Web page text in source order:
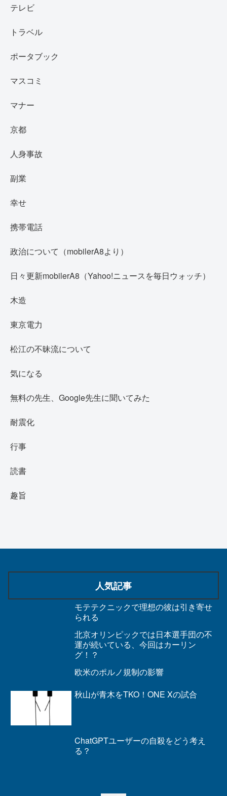
テレビ
トラベル
ポータブック
マスコミ
マナー
京都
人身事故
副業
幸せ
携帯電話
政治について（mobilerA8より）
日々更新mobilerA8（Yahoo!ニュースを毎日ウォッチ）
木造
東京電力
松江の不昧流について
気になる
無料の先生、Google先生に聞いてみた
耐震化
行事
読書
趣旨
人気記事
モテテクニックで理想の彼は引き寄せ
られる
北京オリンピックでは日本選手団の不
運が続いている、今回はカーリン
グ！？
欧米のポルノ規制の影響
秋山が青木をTKO！ONE Xの試合
ChatGPTユーザーの自殺をどう考え
る？